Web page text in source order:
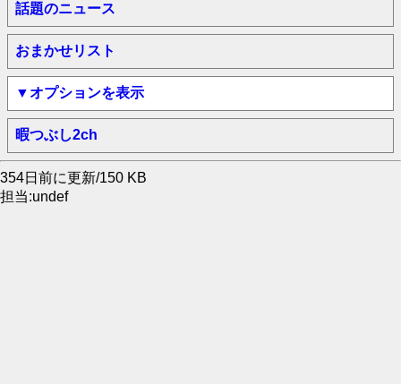
話題のニュース
おまかせリスト
▼オプションを表示
暇つぶし2ch
354日前に更新/150 KB
担当:undef